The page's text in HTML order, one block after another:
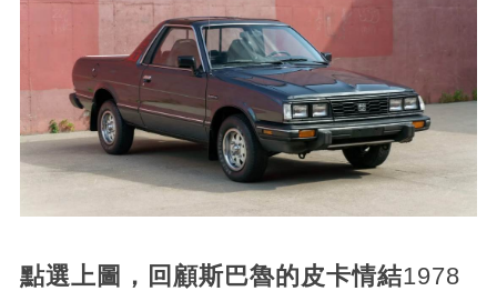
點選上圖，回顧斯巴魯的皮卡情結1978